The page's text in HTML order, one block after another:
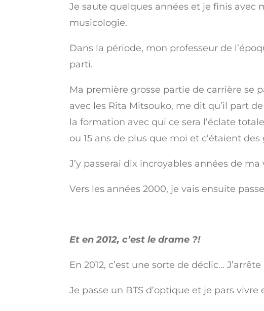
Je saute quelques années et je finis avec
musicologie.
Dans la période, mon professeur de
parti.
Ma première grosse partie de carrière se
avec les Rita Mitsouko, me dit qu’il part
la formation avec qui ce sera l’éclate
ou 15 ans de plus que moi et c’étaient
J’y passerai dix incroyables années de ma
Vers les années 2000, je vais ensuite
Et en 2012, c’est le drame ?!
En 2012, c’est une sorte de déclic…
Je passe un BTS d’optique et je pars